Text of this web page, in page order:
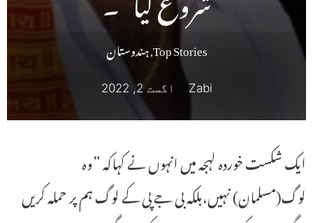
Top Stories
,ہندوستان
Zabi اگست 2, 2022
ایک شکست خوردہ لہجہ میں انہوں نے کہاکہ ”وہ
لوگ(مسلمان) نہیں،بلکہ بی جے پی کے لوگ ہم پر حملہ کریں